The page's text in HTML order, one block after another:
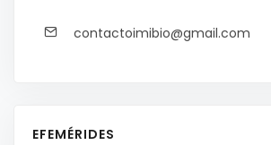
contactoimibio@gmail.com
EFEMÉRIDES